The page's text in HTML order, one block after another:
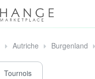
Autriche Burgenland
Tournois